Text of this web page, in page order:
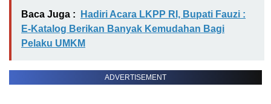
Baca Juga :
Hadiri Acara LKPP RI, Bupati Fauzi :
E-Katalog Berikan Banyak Kemudahan Bagi
Pelaku UMKM
ADVERTISEMENT